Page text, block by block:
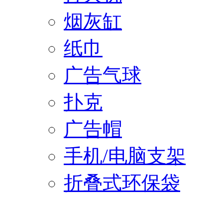
烟灰缸
纸巾
广告气球
扑克
广告帽
手机/电脑支架
折叠式环保袋